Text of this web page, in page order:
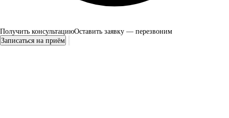
Получить консультациюОставить заявку — перезвоним
Записаться на приём